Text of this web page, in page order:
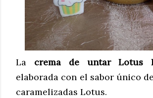
La crema de untar Lotus
elaborada con el sabor único
caramelizadas Lotus.